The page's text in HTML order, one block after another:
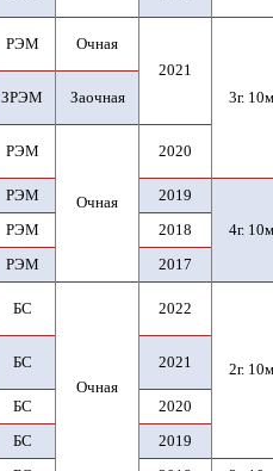
РЭМ
Очная
2021
3г.
ЗРЭМ Заочная
РЭМ
Очная
2020
РЭМ
2019
4г.
РЭМ
2018
РЭМ
2017
БС
Очная
2022
2г.
БС 2021
БС
2020
БС
2019